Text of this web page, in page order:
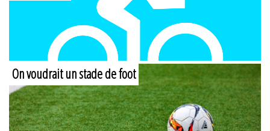
On voudrait un stade de foot